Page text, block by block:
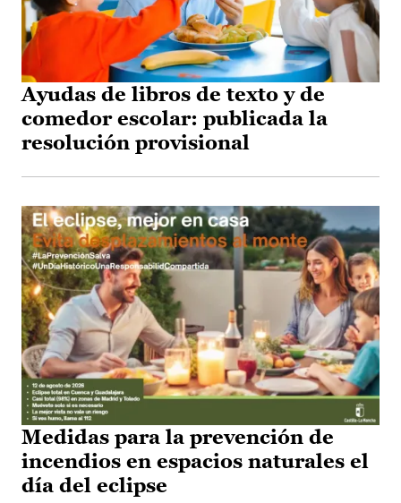
Ayudas de libros de texto y de
comedor escolar: publicada la
resolución provisional
Medidas para la prevención de
incendios en espacios naturales el
día del eclipse